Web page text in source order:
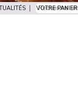
VOTRE PANIER